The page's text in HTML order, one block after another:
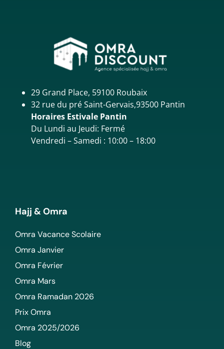
29 Grand Place, 59100 Roubaix
32 rue du pré Saint-Gervais,93500 Pantin
Horaires Estivale Pantin
Du Lundi au Jeudi: Fermé
Vendredi – Samedi : 10:00 – 18:00
Hajj & Omra
Omra Vacance Scolaire
Omra Janvier
Omra Février
Omra Mars
Omra Ramadan 2026
Prix Omra
Omra 2025/2026
Blog